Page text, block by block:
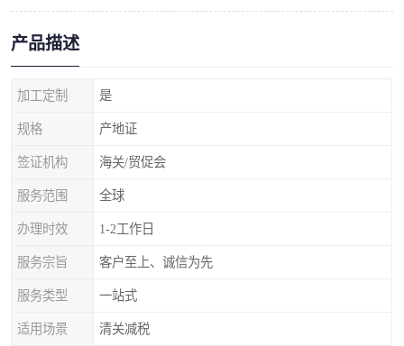
产品描述
加工定制 是
规格 产地证
签证机构 海关/贸促会
服务范围 全球
办理时效 1-2工作日
服务宗旨 客户至上、诚信为先
服务类型 一站式
适用场景 清关减税